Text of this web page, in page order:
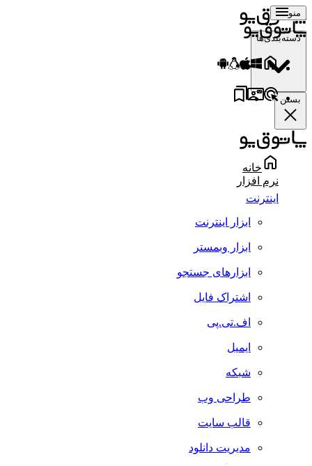
منو
دسته‌بندی‌ها
بستن
خانه
نرم افزار
اینترنت
ابزار اینترنت
ابزار وبمستر
ابزارهای جستجو
اشتراک فایل
اف.تی.پی
ایمیل
شبکه
طراحی وب
قالب سایت
مدیریت دانلود